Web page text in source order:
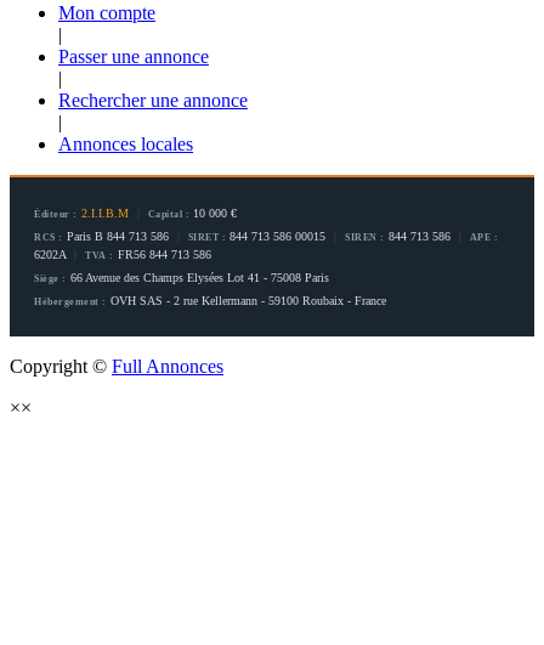
Mon compte
|
Passer une annonce
|
Rechercher une annonce
|
Annonces locales
Éditeur : 2.I.I.B.M Capital : 10 000 €
RCS : Paris B 844 713 586 SIRET : 844 713 586 00015 SIREN : 844 713 586 APE :
6202A TVA : FR56 844 713 586
Siège : 66 Avenue des Champs Elysées Lot 41 - 75008 Paris
Hébergement : OVH SAS - 2 rue Kellermann - 59100 Roubaix - France
Copyright © Full Annonces
××